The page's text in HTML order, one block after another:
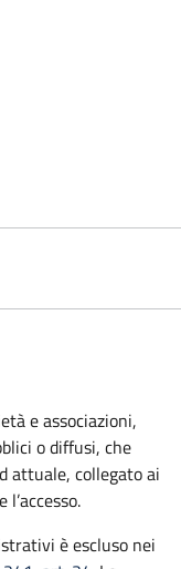
e associazioni,
o diffusi, che
attuale, collegato ai
è escluso nei